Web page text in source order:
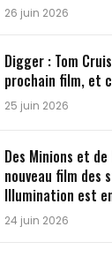
26 juin 2026
Digger : Tom
prochain film, et
25 juin 2026
Des Minions et
nouveau film des
Illumination est
24 juin 2026